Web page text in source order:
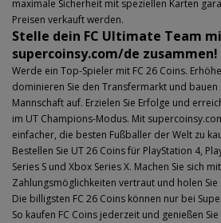
maximale Sicherheit mit speziellen Karten
Preisen verkauft werden.
Stelle dein FC Ultimate Team
supercoinsy.com/de zusammen!
Werde ein Top-Spieler mit FC 26 Coins.
dominieren Sie den Transfermarkt und bauen
Mannschaft auf. Erzielen Sie Erfolge und
im UT Champions-Modus. Mit
einfacher, die besten Fußballer der Welt zu
Bestellen Sie UT 26 Coins für PlayStation 4,
Series S und Xbox Series X. Machen Sie sich
Zahlungsmöglichkeiten vertraut und holen Sie
Die billigsten FC 26 Coins können nur bei
So kaufen FC Coins jederzeit und genießen